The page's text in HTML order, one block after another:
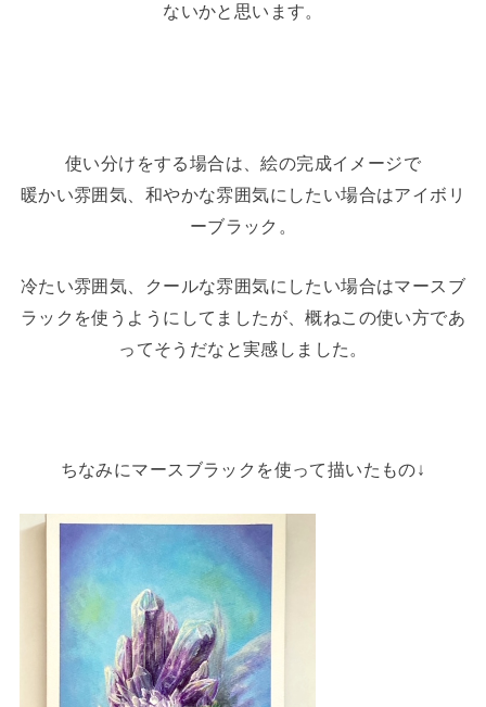
ないかと思います。
使い分けをする場合は、絵の完成イメージで
暖かい雰囲気、和やかな雰囲気にしたい場合はアイボリ
ーブラック。
冷たい雰囲気、クールな雰囲気にしたい場合はマースブ
ラックを使うようにしてましたが、概ねこの使い方であ
ってそうだなと実感しました。
ちなみにマースブラックを使って描いたもの↓